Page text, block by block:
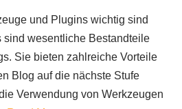
und Plugins wichtig sind
wesentliche Bestandteile
Sie bieten zahlreiche Vorteile
Blog auf die nächste Stufe
Verwendung von Werkzeugen